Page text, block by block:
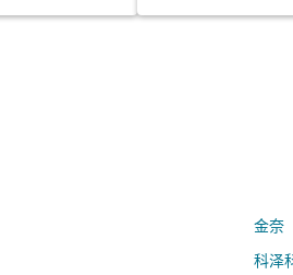
金奈
科泽